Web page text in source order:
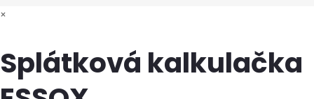
×
Splátková kalkulačka